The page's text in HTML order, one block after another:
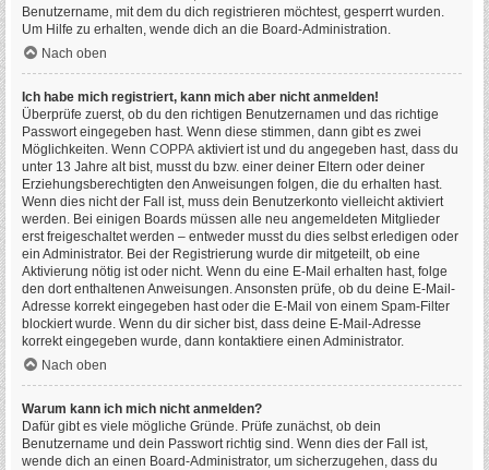
Benutzername, mit dem du dich registrieren möchtest, gesperrt wurden.
Um Hilfe zu erhalten, wende dich an die Board-Administration.
Nach oben
Ich habe mich registriert, kann mich aber nicht anmelden!
Überprüfe zuerst, ob du den richtigen Benutzernamen und das richtige
Passwort eingegeben hast. Wenn diese stimmen, dann gibt es zwei
Möglichkeiten. Wenn COPPA aktiviert ist und du angegeben hast, dass du
unter 13 Jahre alt bist, musst du bzw. einer deiner Eltern oder deiner
Erziehungsberechtigten den Anweisungen folgen, die du erhalten hast.
Wenn dies nicht der Fall ist, muss dein Benutzerkonto vielleicht aktiviert
werden. Bei einigen Boards müssen alle neu angemeldeten Mitglieder
erst freigeschaltet werden – entweder musst du dies selbst erledigen oder
ein Administrator. Bei der Registrierung wurde dir mitgeteilt, ob eine
Aktivierung nötig ist oder nicht. Wenn du eine E-Mail erhalten hast, folge
den dort enthaltenen Anweisungen. Ansonsten prüfe, ob du deine E-Mail-
Adresse korrekt eingegeben hast oder die E-Mail von einem Spam-Filter
blockiert wurde. Wenn du dir sicher bist, dass deine E-Mail-Adresse
korrekt eingegeben wurde, dann kontaktiere einen Administrator.
Nach oben
Warum kann ich mich nicht anmelden?
Dafür gibt es viele mögliche Gründe. Prüfe zunächst, ob dein
Benutzername und dein Passwort richtig sind. Wenn dies der Fall ist,
wende dich an einen Board-Administrator, um sicherzugehen, dass du